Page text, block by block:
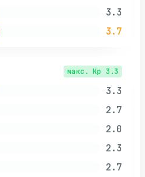
3.3
3.7
макс. Kp 3.3
3.3
2.7
2.0
2.3
2.7